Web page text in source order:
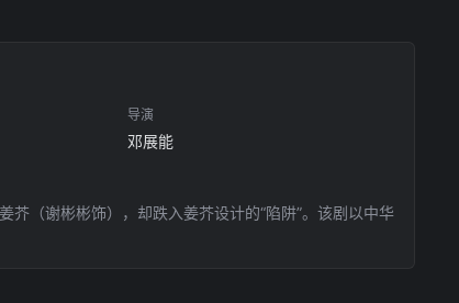
导演
邓展能
芥（谢彬彬饰），却跌入姜芥设计的“陷阱”。该剧以中华